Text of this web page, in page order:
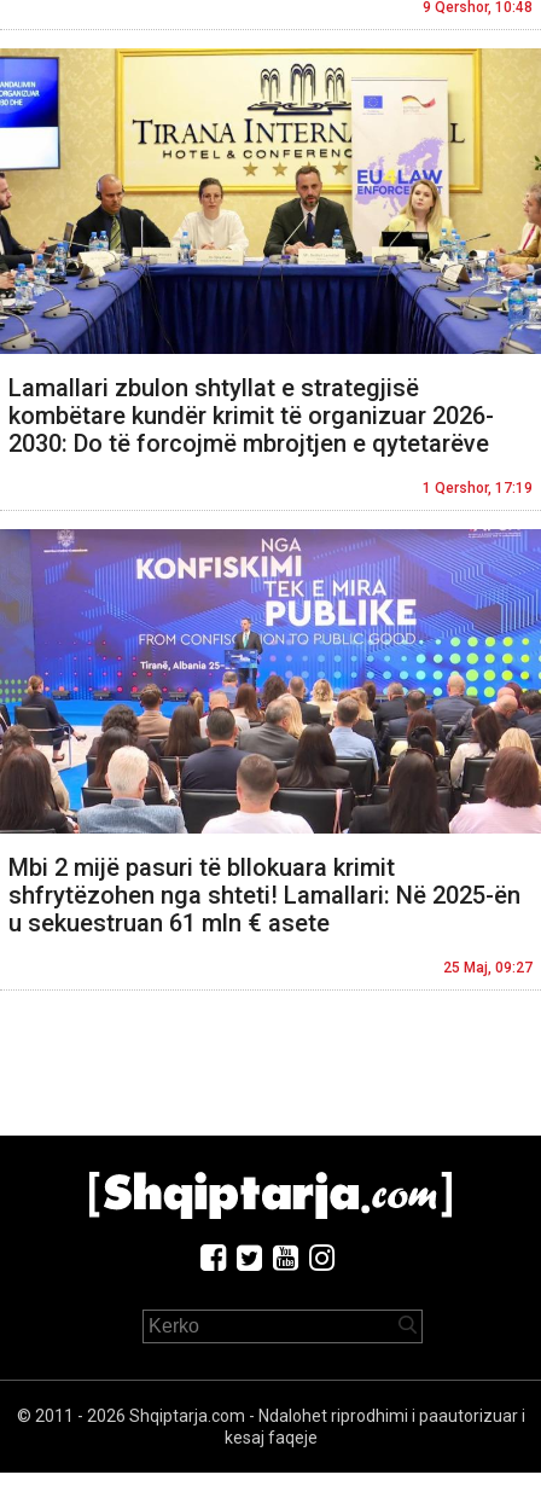
9 Qershor, 10:48
Lamallari zbulon shtyllat e strategjisë
kombëtare kundër krimit të organizuar 2026-
2030: Do të forcojmë mbrojtjen e qytetarëve
1 Qershor, 17:19
Mbi 2 mijë pasuri të bllokuara krimit
shfrytëzohen nga shteti! Lamallari: Në 2025-ën
u sekuestruan 61 mln € asete
25 Maj, 09:27
© 2011 - 2026 Shqiptarja.com - Ndalohet riprodhimi i paautorizuar i
kesaj faqeje